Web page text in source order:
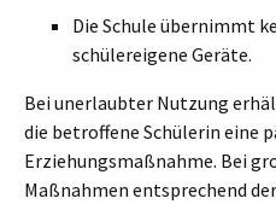
Die Schule übernimmt
schülereigene Geräte.
Bei unerlaubter Nutzung
die betroffene Schülerin eine
Erziehungsmaßnahme. Bei
Maßnahmen entsprechend